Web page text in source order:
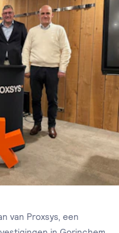
van Proxsys, een